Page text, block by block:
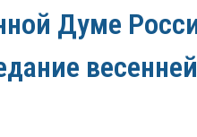
Думе